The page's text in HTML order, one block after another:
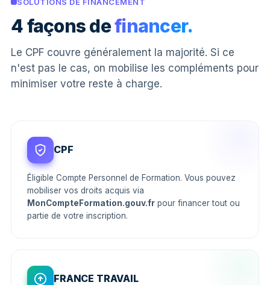
4 façons definancer.
Le CPF couvre généralement la majorité. Si ce
n'est pas le cas, on mobilise les compléments pour
minimiser votre reste à charge.
CPF
Éligible Compte Personnel de Formation. Vous pouvez
mobiliser vos droits acquis via
MonCompteFormation.gouv.fr pour financer tout ou
partie de votre inscription.
FRANCE TRAVAIL